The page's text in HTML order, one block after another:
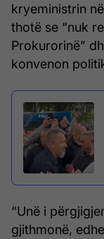
kryeministrin
thotë se “nuk
Prokurorinë”
konvenon
“Unë i
gjithmonë,